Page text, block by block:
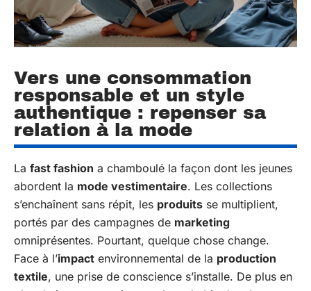
Vers une consommation
responsable et un style
authentique : repenser sa
relation à la mode
La fast fashion a chamboulé la façon dont les jeunes
abordent la mode vestimentaire. Les collections
s’enchaînent sans répit, les produits se multiplient,
portés par des campagnes de marketing
omniprésentes. Pourtant, quelque chose change.
Face à l’impact environnemental de la production
textile, une prise de conscience s’installe. De plus en